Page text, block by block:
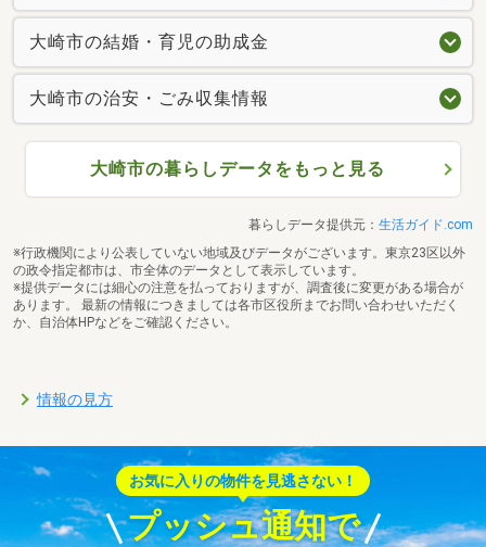
大崎市の結婚・育児の助成金
大崎市の治安・ごみ収集情報
大崎市の暮らしデータをもっと見る
暮らしデータ提供元： 生活ガイド.com
※行政機関により公表していない地域及びデータがございます。東京23区以外
の政令指定都市は、市全体のデータとして表示しています。
※提供データには細心の注意を払っておりますが、調査後に変更がある場合が
あります。 最新の情報につきましては各市区役所までお問い合わせいただく
か、自治体HPなどをご確認ください。
情報の見方
お気に入りの物件を見逃さない！
プッシュ通知で